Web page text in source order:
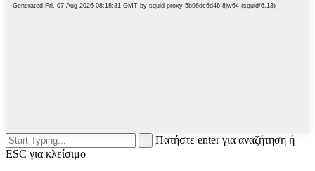
Πατήστε enter για αναζήτηση ή
ESC για κλείσιμο